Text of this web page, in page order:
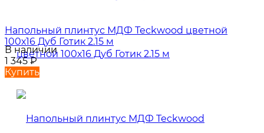
Напольный плинтус МДФ Teckwood цветной
100х16 Дуб Готик 2.15 м
В наличии
1 345₽
Купить